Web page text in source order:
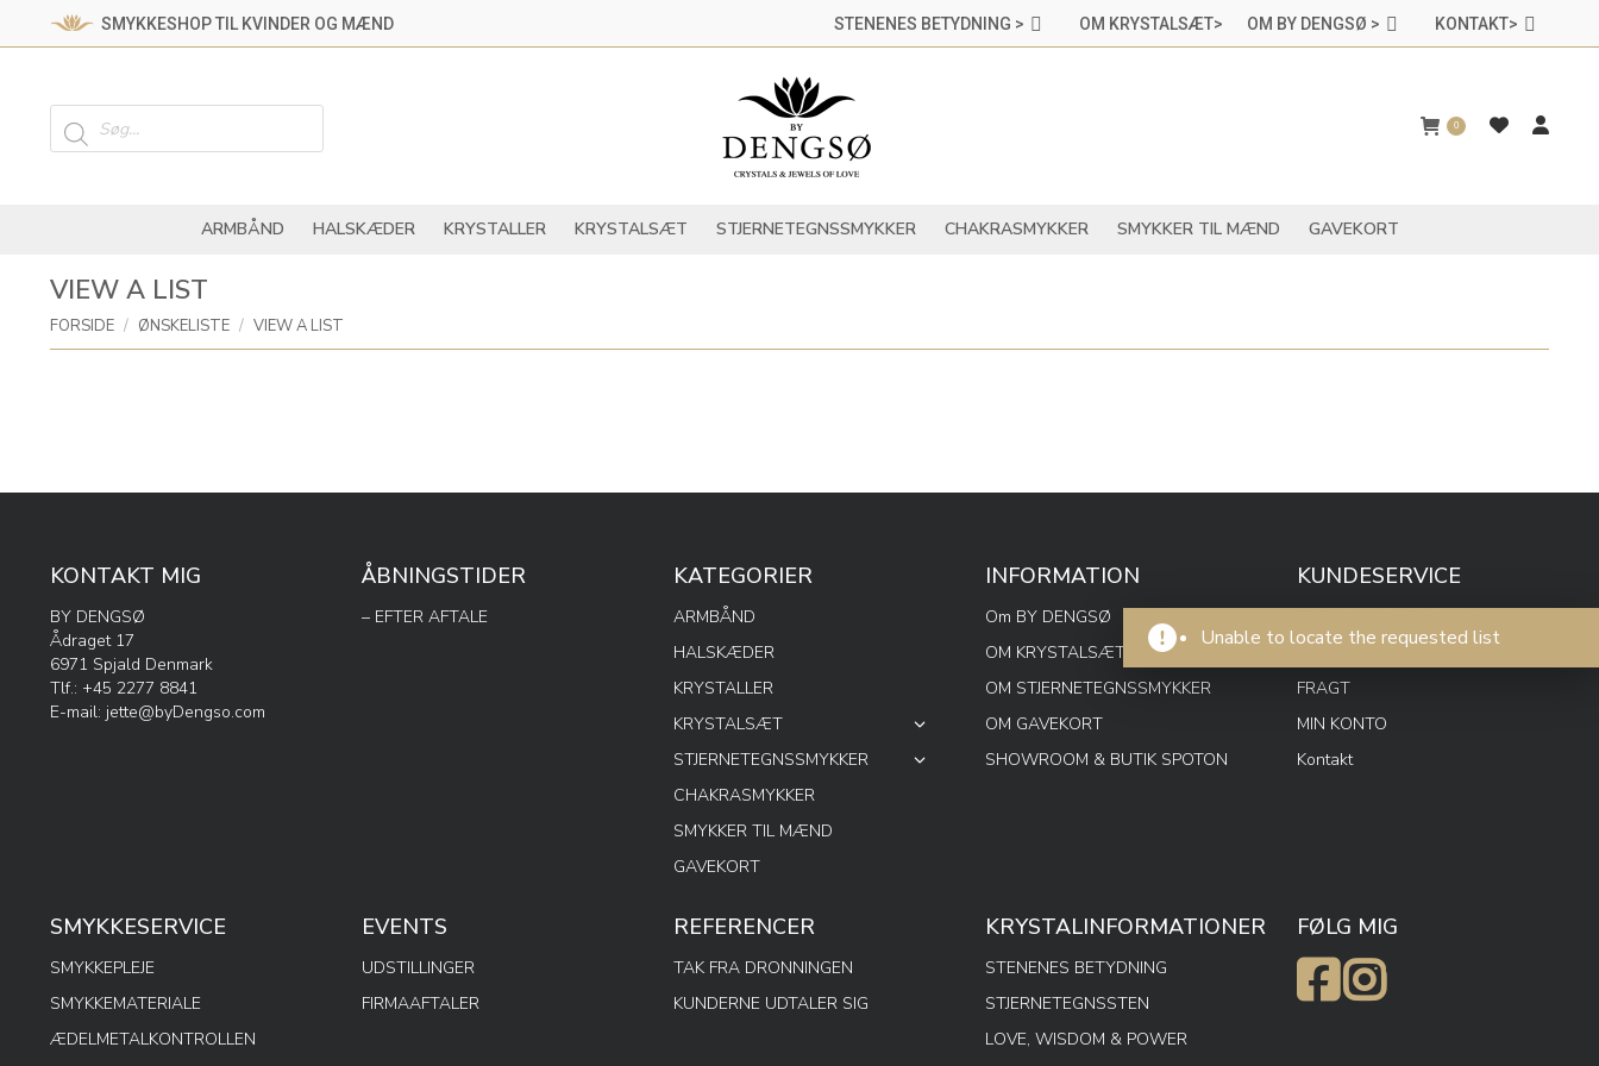
SMYKKESHOP TIL KVINDER OG MÆND STENENES BETYDNING > OM KRYSTALSÆT> OM BY DENGSØ > KONTAKT>
search
0
ARMBÅND HALSKÆDER KRYSTALLER KRYSTALSÆT STJERNETEGNSSMYKKER CHAKRASMYKKER SMYKKER TIL MÆND GAVEKORT
VIEW A LIST
You are here:
FORSIDE ØNSKELISTE VIEW A LIST
Unable to locate the requested list
KONTAKT MIG
BY DENGSØ
Ådraget 17
6971 Spjald Denmark
Tlf.: +45 2277 8841
E-mail: jette@byDengso.com
ÅBNINGSTIDER
– EFTER AFTALE
KATEGORIER
ARMBÅND
HALSKÆDER
KRYSTALLER
KRYSTALSÆT
STJERNETEGNSSMYKKER
CHAKRASMYKKER
SMYKKER TIL MÆND
GAVEKORT
INFORMATION
Om BY DENGSØ
OM KRYSTALSÆT
OM STJERNETEGNSSMYKKER
OM GAVEKORT
SHOWROOM & BUTIK SPOTON
KUNDESERVICE
PRIVATPOLITIK
FRAGT
MIN KONTO
Kontakt
SMYKKESERVICE
SMYKKEPLEJE
SMYKKEMATERIALE
ÆDELMETALKONTROLLEN
EVENTS
UDSTILLINGER
FIRMAAFTALER
REFERENCER
TAK FRA DRONNINGEN
KUNDERNE UDTALER SIG
KRYSTALINFORMATIONER
STENENES BETYDNING
STJERNETEGNSSTEN
LOVE, WISDOM & POWER
FØLG MIG